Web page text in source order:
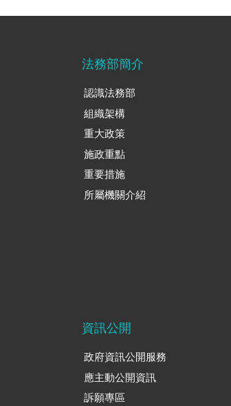
法務部簡介
認識法務部
組織架構
重大政策
施政重點
重要措施
所屬機關介紹
資訊公開
政府資訊公開服務
應主動公開資訊
訴願專區